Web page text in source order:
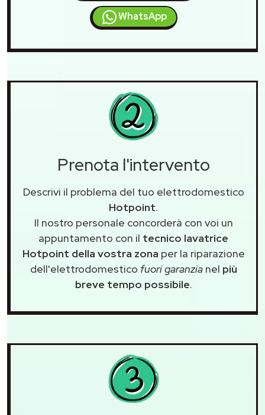
WhatsApp
Prenota l'intervento
Descrivi il problema del tuo elettrodomestico
Hotpoint.
Il nostro personale concorderà con voi un
appuntamento con il tecnico lavatrice
Hotpoint della vostra zona per la riparazione
dell'elettrodomestico fuori garanzianel più
breve tempo possibile.